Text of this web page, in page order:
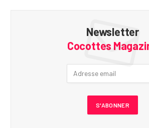
Newsletter
Cocottes